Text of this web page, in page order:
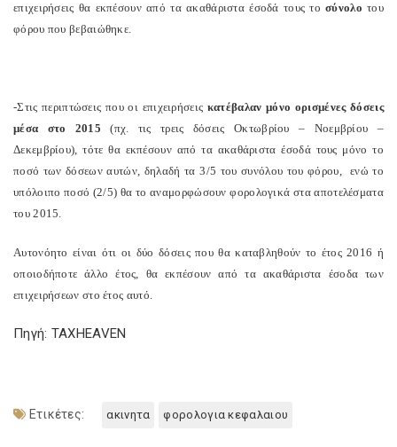
επιχειρήσεις θα εκπέσουν από τα ακαθάριστα έσοδά τους τοσύνολο του
φόρου που βεβαιώθηκε.
-Στις περιπτώσεις που οι επιχειρήσεις κατέβαλαν μόνο ορισμένες δόσεις
μέσα στο 2015 (πχ. τις τρεις δόσεις Οκτωβρίου – Νοεμβρίου –
Δεκεμβρίου), τότε θα εκπέσουν από τα ακαθάριστα έσοδά τους μόνο το
ποσό των δόσεων αυτών, δηλαδή τα 3/5 του συνόλου του φόρου,
ενώ το
υπόλοιπο ποσό (2/5) θα το αναμορφώσουν φορολογικά στα αποτελέσματα
του 2015.
Αυτονόητο είναι ότι οι δύο δόσεις που θα καταβληθούν το έτος 2016 ή
οποιοδήποτε άλλο έτος, θα εκπέσουν από τα ακαθάριστα έσοδα των
επιχειρήσεων στο έτος αυτό.
Πηγή: TAXHEAVEN
Ετικέτες: ακινητα φορολογια κεφαλαιου